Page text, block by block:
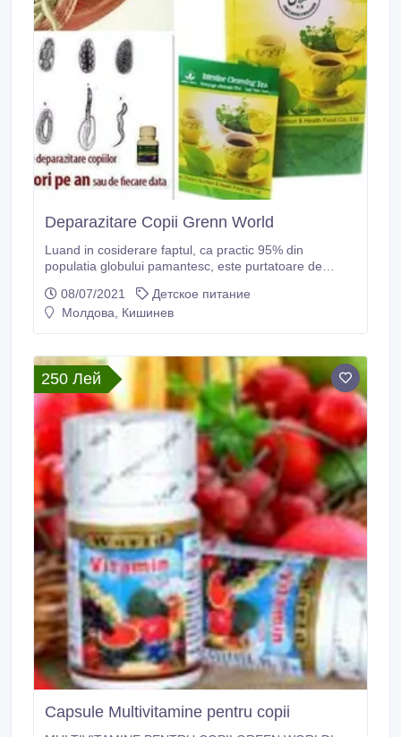
Deparazitare Copii Grenn World
Luand in cosiderare faptul, ca practic 95% din
populatia globului pamantesc, este purtatoare de
diagnoze asa ca): -Astmul bronsic; -Boli de ficat si
vezica biliara: -Epilepsie: -Psoriaz: -Afta: -Simtome de
ori pe an).
08/07/2021
Детское питание
Молдова, Кишинев
250 Лей
Capsule Multivitamine pentru copii